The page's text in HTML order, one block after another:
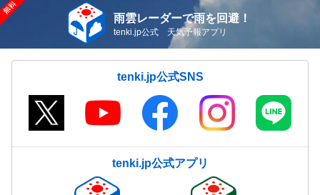
雨雲レーダーで雨を回避！
tenki.jp公式 天気予報アプリ
tenki.jp公式SNS
tenki.jp公式アプリ